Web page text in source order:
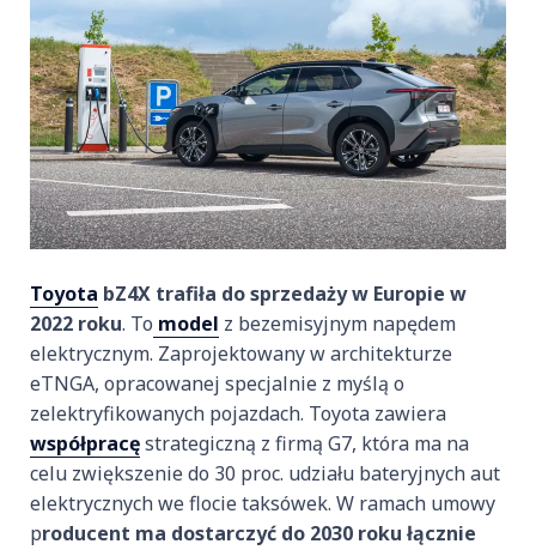
Toyota bZ4X trafiła do sprzedaży w Europie w
2022 roku. To model z bezemisyjnym napędem
elektrycznym. Zaprojektowany w architekturze
eTNGA, opracowanej specjalnie z myślą o
zelektryfikowanych pojazdach. Toyota zawiera
współpracęstrategiczną z firmą G7, która ma na
celu zwiększenie do 30 proc. udziału bateryjnych aut
elektrycznych we flocie taksówek. W ramach umowy
producent ma dostarczyć do 2030 roku łącznie